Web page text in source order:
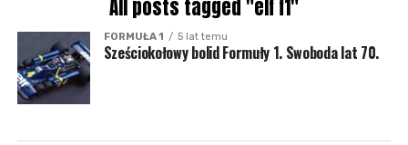
All posts tagged "elf f1"
FORMUŁA 1 5 lat temu
Sześciokołowy bolid Formuły 1. Swoboda lat 70.